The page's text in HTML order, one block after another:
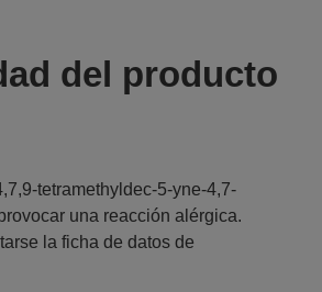
del producto
tetramethyldec-5-yne-4,7-
una reacción alérgica.
la ficha de datos de